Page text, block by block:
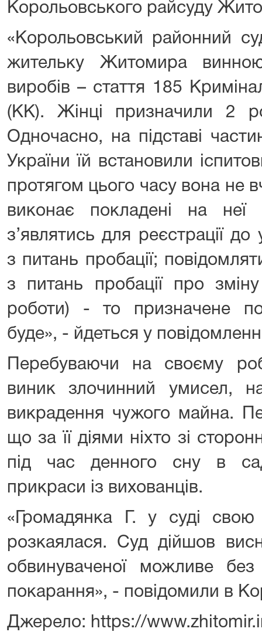
Корольовського райсуду
«Корольовський районний
жительку Житомира
виробів – стаття 185
(КК). Жінці призначили 2
Одночасно, на підставі
України їй встановили
протягом цього часу вона не
виконає покладені на неї
з’являтись для реєстрації
з питань пробації;
з питань пробації про
роботи) - то призначене
буде», - йдеться у
Перебуваючи на своєму
виник злочинний умисел,
викрадення чужого майна.
що за її діями ніхто зі
під час денного сну в
прикраси із вихованців.
«Громадянка Г. у суді
розкаялася. Суд дійшов
обвинуваченої можливе без
покарання», - повідомили в
Джерело: https://